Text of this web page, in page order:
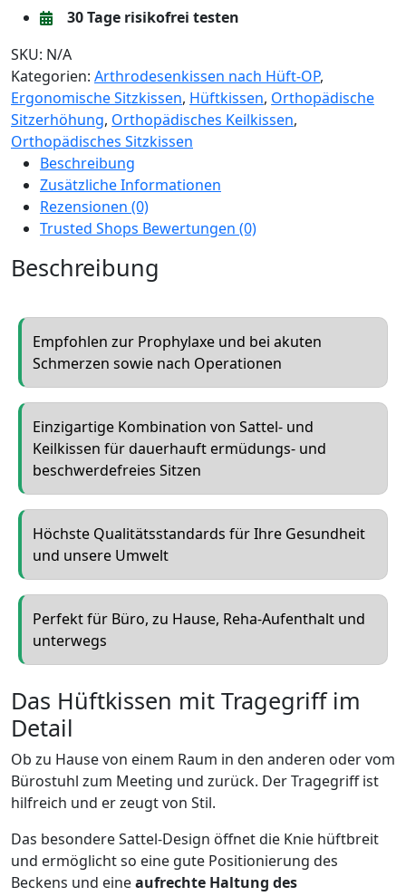
30 Tage risikofrei testen
SKU: N/A
Kategorien: Arthrodesenkissen nach Hüft-OP,
Ergonomische Sitzkissen, Hüftkissen, Orthopädische
Sitzerhöhung, Orthopädisches Keilkissen,
Orthopädisches Sitzkissen
Beschreibung
Zusätzliche Informationen
Rezensionen (0)
Trusted Shops Bewertungen (0)
Beschreibung
Empfohlen zur Prophylaxe und bei akuten
Schmerzen sowie nach Operationen
Einzigartige Kombination von Sattel- und
Keilkissen für dauerhauft ermüdungs- und
beschwerdefreies Sitzen
Höchste Qualitätsstandards für Ihre Gesundheit
und unsere Umwelt
Perfekt für Büro, zu Hause, Reha-Aufenthalt und
unterwegs
Das Hüftkissen mit Tragegriff im
Detail
Ob zu Hause von einem Raum in den anderen oder vom
Bürostuhl zum Meeting und zurück. Der Tragegriff ist
hilfreich und er zeugt von Stil.
Das besondere Sattel-Design öffnet die Knie hüftbreit
und ermöglicht so eine gute Positionierung des
Beckens und eineaufrechte Haltung des